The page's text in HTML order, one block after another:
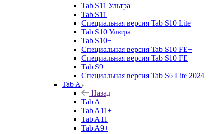
Tab S11 Ультра
Tab S11
Специальная версия Tab S10 Lite
Tab S10 Ультра
Tab S10+
Специальная версия Tab S10 FE+
Специальная версия Tab S10 FE
Tab S9
Специальная версия Tab S6 Lite 2024
Tab A
Назад
Tab A
Tab A11+
Tab A11
Tab A9+